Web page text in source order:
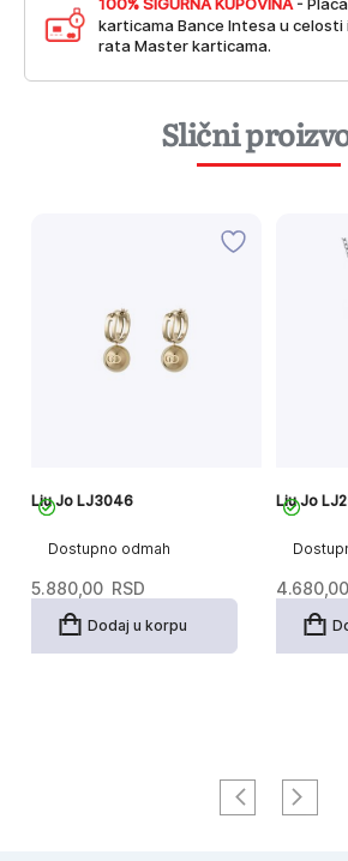
karticama Bance Intesa u celosti
rata Master karticama.
Slični
Dostupno odmah
Liu Jo LJ3046
5.880,00 RSD
Dodaj u korpu
Liu Jo
4.680,00